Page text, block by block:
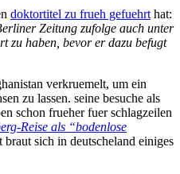
doktortitel zu frueh gefuehrt hat:
Zeitung zufolge auch unter
zu haben, bevor er dazu befugt
verkruemelt, um ein
zu lassen. seine besuche als
schon frueher fuer schlagzeilen
Reise als “bodenlose
sich in deutscheland einiges